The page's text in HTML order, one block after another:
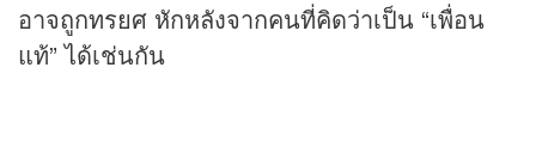
อาจถูกทรยศ หักหลังจากคนที่คิดว่าเป็น “เพื่อน
แท้” ได้เช่นกัน